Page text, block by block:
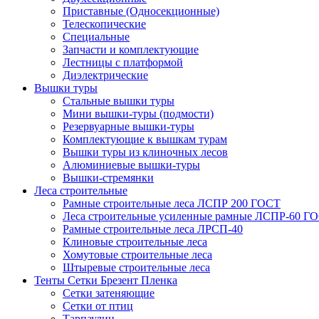
Приставные (Односекционные)
Телескопические
Специальные
Запчасти и комплектующие
Лестницы с платформой
Диэлектрические
Вышки туры
Стальные вышки туры
Мини вышки-туры (подмости)
Резервуарные вышки-туры
Комплектующие к вышкам турам
Вышки туры из клиночных лесов
Алюминиевые вышки-туры
Вышки-стремянки
Леса строительные
Рамные строительные леса ЛСПР 200 ГОСТ
Леса строительные усиленные рамные ЛСПР-60
Рамные строительные леса ЛРСП-40
Клиновые строительные леса
Хомутовые строительные леса
Штыревые строительные леса
Тенты Сетки Брезент Пленка
Сетки затеняющие
Сетки от птиц